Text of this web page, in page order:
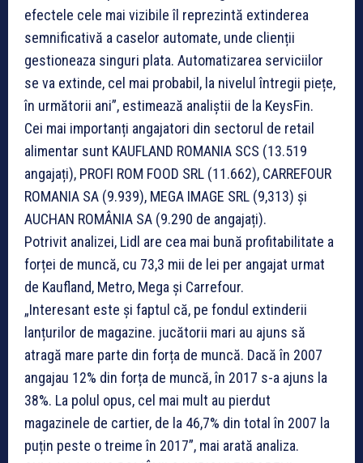
efectele cele mai vizibile îl reprezintă extinderea
semnificativă a caselor automate, unde clienții
gestioneaza singuri plata. Automatizarea serviciilor
se va extinde, cel mai probabil, la nivelul întregii piețe,
în următorii ani”, estimează analiștii de la KeysFin.
Cei mai importanți angajatori din sectorul de retail
alimentar sunt KAUFLAND ROMANIA SCS (13.519
angajați), PROFI ROM FOOD SRL (11.662), CARREFOUR
ROMANIA SA (9.939), MEGA IMAGE SRL (9,313) și
AUCHAN ROMÂNIA SA (9.290 de angajați).
Potrivit analizei, Lidl are cea mai bună profitabilitate a
forței de muncă, cu 73,3 mii de lei per angajat urmat
de Kaufland, Metro, Mega și Carrefour.
„Interesant este și faptul că, pe fondul extinderii
lanțurilor de magazine. jucătorii mari au ajuns să
atragă mare parte din forța de muncă. Dacă în 2007
angajau 12% din forța de muncă, în 2017 s-a ajuns la
38%. La polul opus, cel mai mult au pierdut
magazinele de cartier, de la 46,7% din total în 2007 la
puțin peste o treime în 2017”, mai arată analiza.